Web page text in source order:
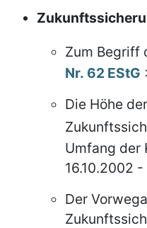
Zum Begriff
Nr. 62 EStG
Die Höhe
Umfang der
16.10.2002
Der